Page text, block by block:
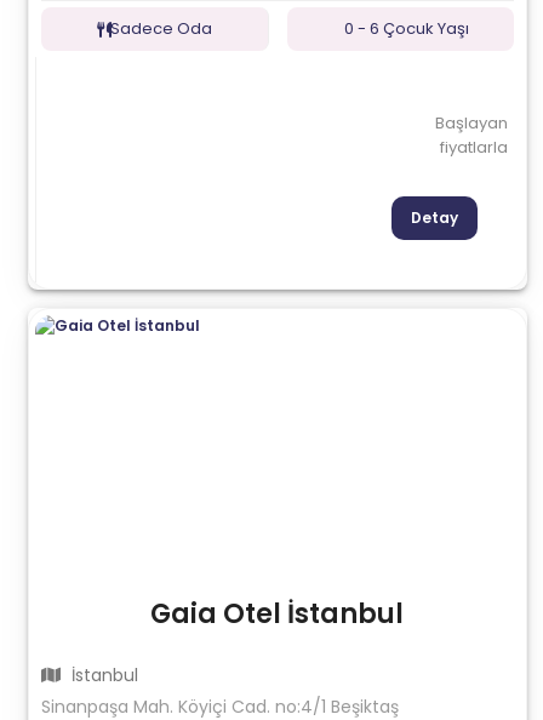
Sadece Oda 0 - 6 Çocuk Yaşı
Başlayan
fiyatlarla
Detay
Gaia Otel İstanbul
İstanbul
Sinanpaşa Mah. Köyiçi Cad. no:4/1 Beşiktaş